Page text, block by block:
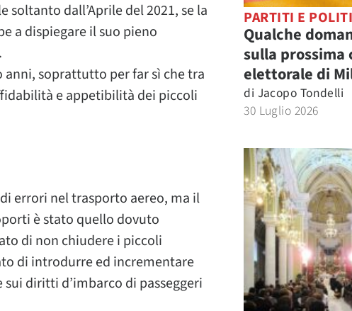
dall’Aprile del 2021, se la
a dispiegare il suo pieno
soprattutto per far sì che tra
e appetibilità dei piccoli
errori nel trasporto aereo, ma il
è stato quello dovuto
di non chiudere i piccoli
di introdurre ed incrementare
diritti d’imbarco di passeggeri
PARTITI E
Qualche
sulla prossima
elettorale di
di Jacopo Tondelli
30 Luglio 2026